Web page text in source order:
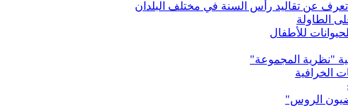
تعرف عن تقاليد رأس السنة في مختلف البلدان
الطاولة
للأطفال
"نظرية المجموعة"
الخرافية
الروس"